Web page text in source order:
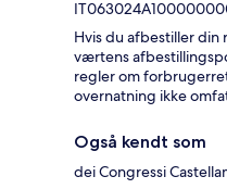
Hvis du afbestiller
værtens
regler om
overnatning ikke
Også kendt som
dei Congressi